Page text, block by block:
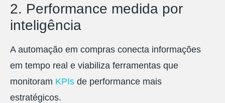
2. Performance medida por
inteligência
A automação em compras conecta informações
em tempo real e viabiliza ferramentas que
monitoram KPIs de performance mais
estratégicos.